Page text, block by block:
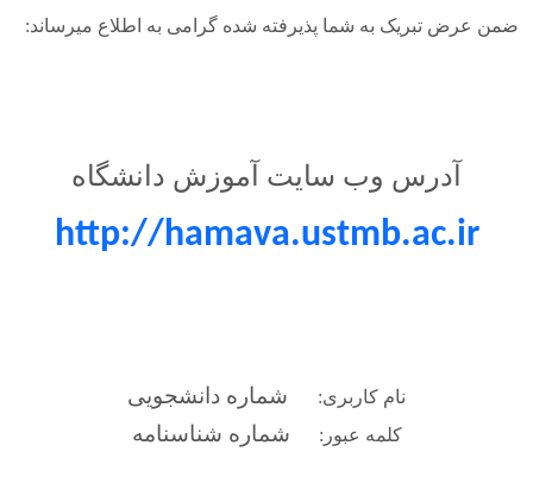
ضمن عرض تبریک به شما پذیرفته شده گرامی به اطلاع میرساند:
آدرس وب سایت آموزش دانشگاه
http://hamava.ustmb.ac.ir
نام کاربری: شماره دانشجویی
کلمه عبور: شماره شناسنامه